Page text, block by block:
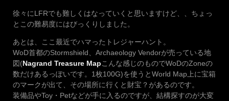
徐々にLFRでも難しくはなっていくと思いますけど、、ちょっ
とこの難易度にはびっくりしました。
あとは、ここ最近でハマったトレジャーハント。
WoD首都のStormshield、Archaeology Vendorが売っている地
図(Nagrand Treasure Mapこんな感じのものでWoDのZoneの
数だけあるっぽいです。1枚100G)を使うとWorld Map上に宝箱
のマークが出て、その場所に行くと財宝？があるのです。
装備品やToy・Petなどが手に入るのですが、結構探すのが大変